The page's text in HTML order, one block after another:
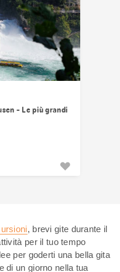
- Le più grandi
, brevi gite durante il
per il tuo tempo
per goderti una bella gita
di un giorno nella tua